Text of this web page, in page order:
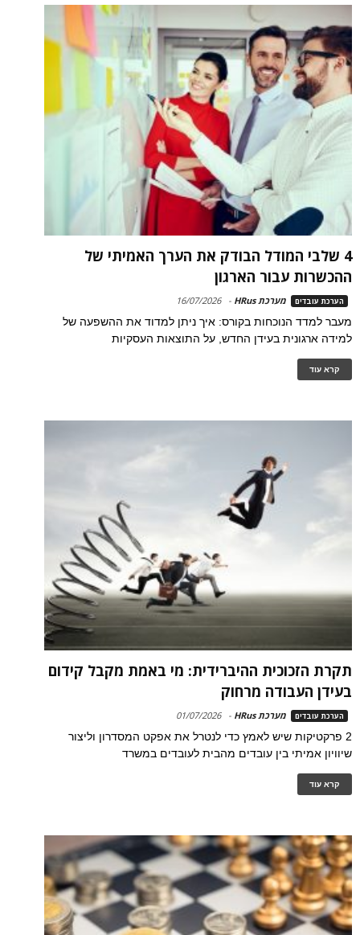
4 שלבי המודל הבודק את הערך האמיתי של
ההכשרות עבור הארגון
הערכת עובדים מערכת HRus -
16/07/2026
מעבר למדד הנוכחות בקורס: איך ניתן למדוד את ההשפעה של
למידה ארגונית בעידן החדש, על התוצאות העסקיות
קרא עוד
תקרת הזכוכית ההיברידית: מי באמת מקבל קידום
בעידן העבודה מרחוק
הערכת עובדים מערכת HRus -
01/07/2026
2 פרקטיקות שיש לאמץ כדי לנטרל את אפקט המסדרון וליצור
שיוויון אמיתי בין עובדים מהבית לעובדים במשרד
קרא עוד